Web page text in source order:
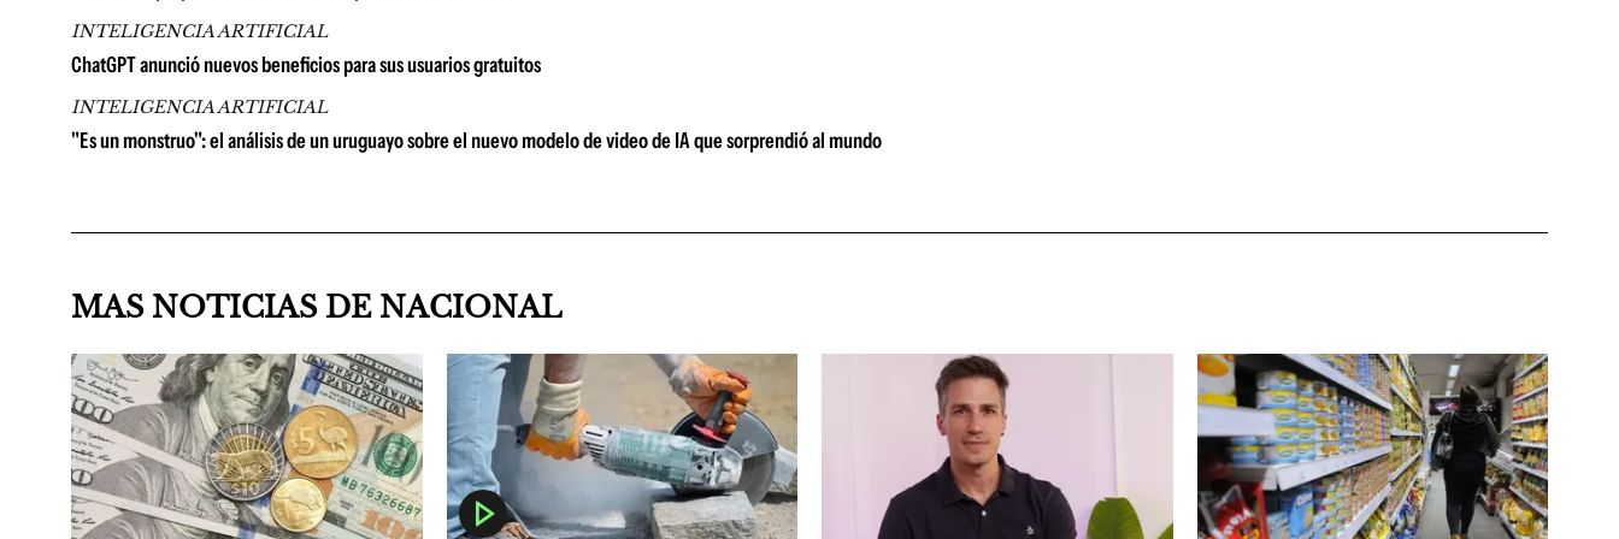
INTELIGENCIA ARTIFICIAL
ChatGPT anunció nuevos beneficios para sus usuarios gratuitos
INTELIGENCIA ARTIFICIAL
"Es un monstruo": el análisis de un uruguayo sobre el nuevo modelo de video de IA que sorprendió al mundo
MAS NOTICIAS DE NACIONAL